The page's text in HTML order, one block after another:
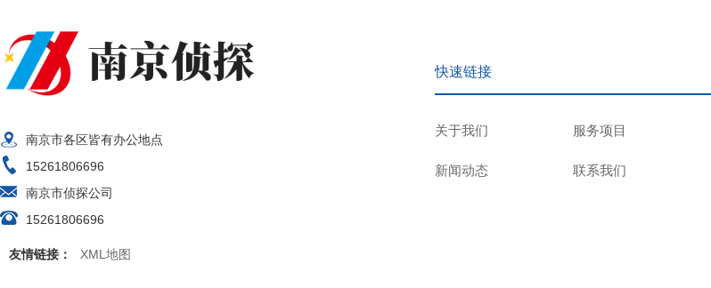
南京市各区皆有办公地点
15261806696
南京市侦探公司
15261806696
快速链接
关于我们 服务项目
新闻动态 联系我们
友情链接： XML地图